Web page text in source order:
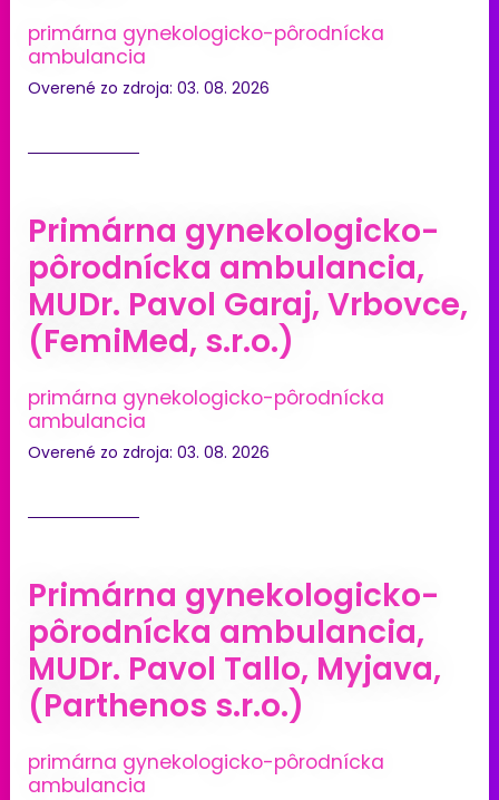
primárna gynekologicko-pôrodnícka
ambulancia
Overené zo zdroja: 03. 08. 2026
Primárna gynekologicko-
pôrodnícka ambulancia,
MUDr. Pavol Garaj, Vrbovce,
(FemiMed, s.r.o.)
primárna gynekologicko-pôrodnícka
ambulancia
Overené zo zdroja: 03. 08. 2026
Primárna gynekologicko-
pôrodnícka ambulancia,
MUDr. Pavol Tallo, Myjava,
(Parthenos s.r.o.)
primárna gynekologicko-pôrodnícka
ambulancia